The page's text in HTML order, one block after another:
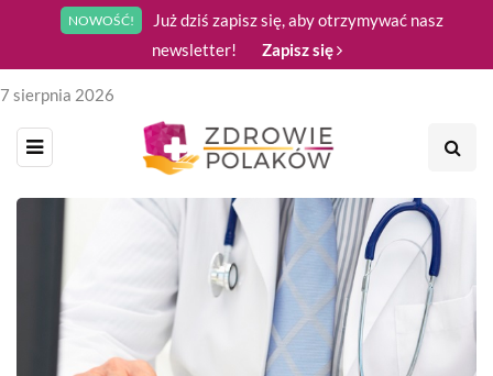
NOWOŚĆ!
Już dziś zapisz się, aby otrzymywać nasz
newsletter!
Zapisz się
7 sierpnia 2026